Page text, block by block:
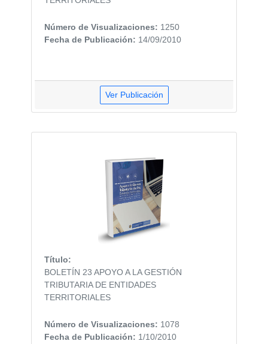
Número de Visualizaciones: 1250
Fecha de Publicación: 14/09/2010
Ver Publicación
Título:
BOLETÍN 23 APOYO A LA GESTIÓN
TRIBUTARIA DE ENTIDADES
TERRITORIALES
Número de Visualizaciones: 1078
Fecha de Publicación: 1/10/2010